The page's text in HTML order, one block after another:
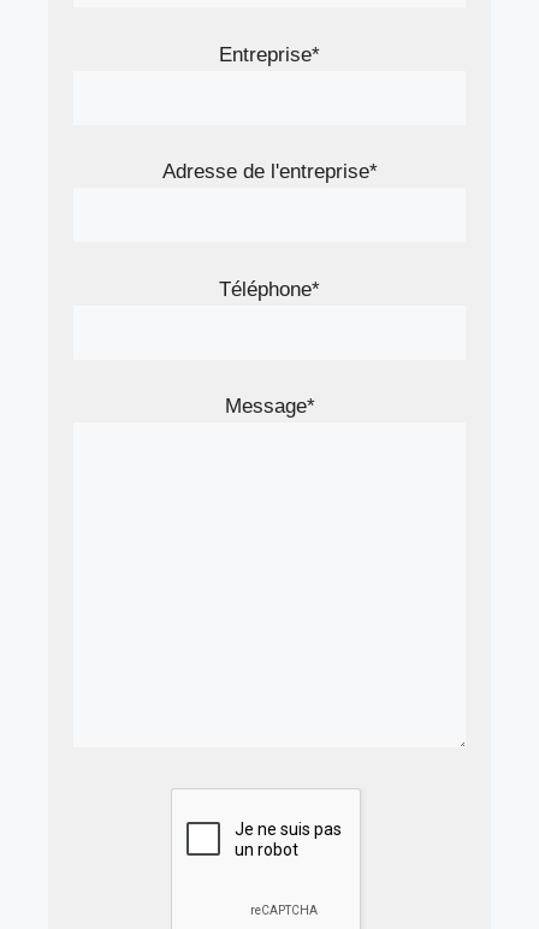
Entreprise*
Adresse de l'entreprise*
Téléphone*
Message*